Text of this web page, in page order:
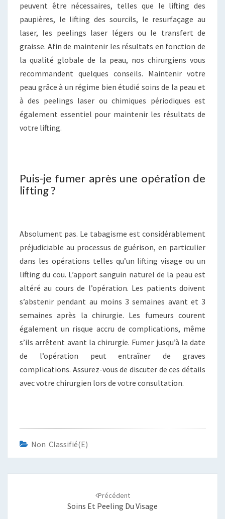
peuvent être nécessaires, telles que le lifting des
paupières, le lifting des sourcils, le resurfaçage au
laser, les peelings laser légers ou le transfert de
graisse. Afin de maintenir les résultats en fonction de
la qualité globale de la peau, nos chirurgiens vous
recommandent quelques conseils. Maintenir votre
peau grâce à un régime bien étudié soins de la peau et
à des peelings laser ou chimiques périodiques est
également essentiel pour maintenir les résultats de
votre lifting.
Puis-je fumer après une opération de
lifting ?
Absolument pas. Le tabagisme est considérablement
préjudiciable au processus de guérison, en particulier
dans les opérations telles qu’un lifting visage ou un
lifting du cou. L’apport sanguin naturel de la peau est
altéré au cours de l’opération. Les patients doivent
s’abstenir pendant au moins 3 semaines avant et 3
semaines après la chirurgie. Les fumeurs courent
également un risque accru de complications, même
s’ils arrêtent avant la chirurgie. Fumer jusqu’à la date
de l’opération peut entraîner de graves
complications. Assurez-vous de discuter de ces détails
avec votre chirurgien lors de votre consultation.
Non Classifié(e)
Précédent
Soins Et Peeling Du Visage